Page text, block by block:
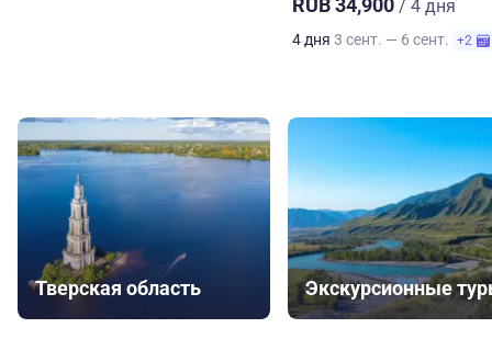
RUB 34,900 / 4 дня
4 дня 3 сент. — 6 сент. +2
Тверская область Экскурсионные